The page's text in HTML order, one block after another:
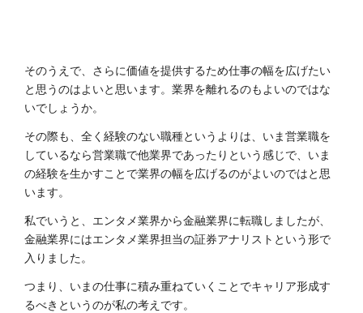
そのうえで、さらに価値を提供するため仕事の幅を広げたい
と思うのはよいと思います。業界を離れるのもよいのではな
いでしょうか。
その際も、全く経験のない職種というよりは、いま営業職を
しているなら営業職で他業界であったりという感じで、いま
の経験を生かすことで業界の幅を広げるのがよいのではと思
います。
私でいうと、エンタメ業界から金融業界に転職しましたが、
金融業界にはエンタメ業界担当の証券アナリストという形で
入りました。
つまり、いまの仕事に積み重ねていくことでキャリア形成す
るべきというのが私の考えです。